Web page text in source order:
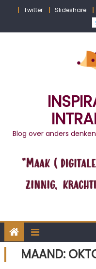
Twitter Slideshare
Blog over anders
MAAND: